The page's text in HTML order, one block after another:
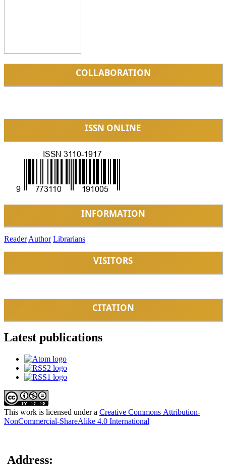
COLLABORATION
ISSN ONLINE
INFORMATION
Reader Author Librarians
VISITORS
CITATION
Latest publications
This work is licensed under a Creative Commons Attribution-
NonCommercial-ShareAlike 4.0 International
Address: